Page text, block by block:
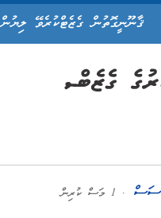
ޤާނޫނީގޮތުން ގެޒެޓްކުރެވޭ ލިޔުން
. 1 މަސް ކުރިން